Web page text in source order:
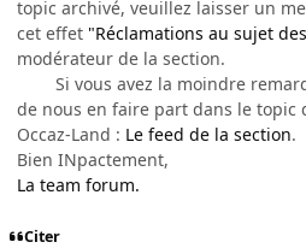
topic archivé, veuillez laisser un
cet effet "Réclamations au sujet
modérateur de la section.
Si vous avez la moindre
de nous en faire part dans le topic
Occaz-Land : Le feed de la section.
Bien INpactement,
La team forum.
Citer